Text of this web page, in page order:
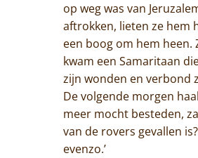
op weg was van
aftrokken, lieten ze hem
een boog om hem heen.
kwam een Samaritaan
zijn wonden en verbond
De volgende morgen
meer mocht besteden,
van de rovers gevallen
evenzo.’